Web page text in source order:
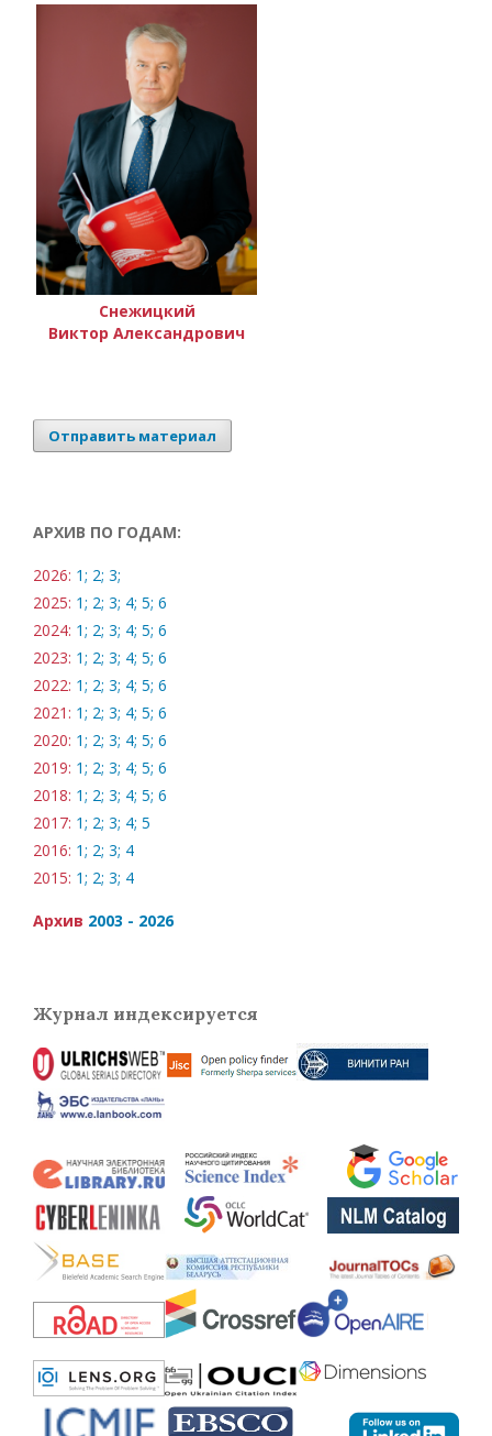
Снежицкий
Виктор Александрович
Отправить материал
АРХИВ ПО ГОДАМ:
2026: 1; 2; 3;
2025: 1; 2; 3; 4; 5; 6
2024: 1; 2; 3; 4; 5; 6
2023: 1; 2; 3; 4; 5; 6
2022: 1; 2; 3; 4; 5; 6
2021: 1; 2; 3; 4; 5; 6
2020: 1; 2; 3; 4; 5; 6
2019: 1; 2; 3; 4; 5; 6
2018: 1; 2; 3; 4; 5; 6
2017: 1; 2; 3; 4; 5
2016: 1; 2; 3; 4
2015: 1; 2; 3; 4
Архив 2003 - 2026
Журнал индексируется